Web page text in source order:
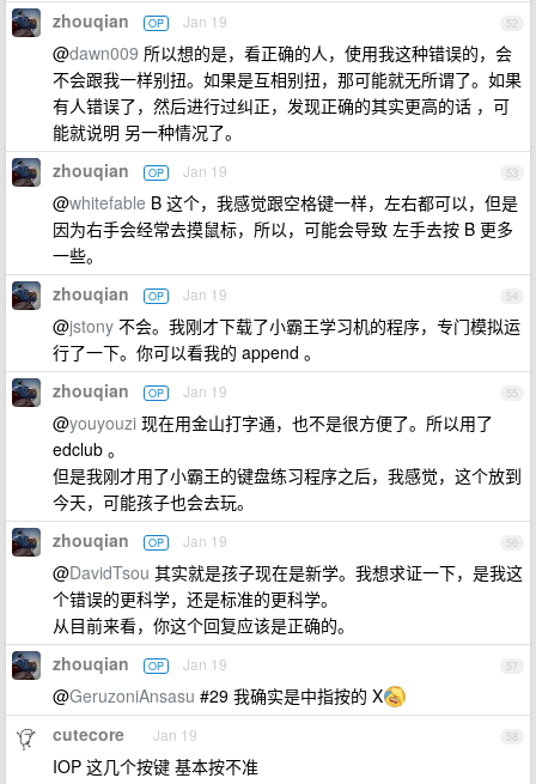
52
zhouqian OP Jan 19
@dawn009 所以想的是，看正确的人，使用我这种错误的，会
不会跟我一样别扭。如果是互相别扭，那可能就无所谓了。如果
有人错误了，然后进行过纠正，发现正确的其实更高的话 ，可
能就说明 另一种情况了。
53
zhouqian OP Jan 19
@whitefable B 这个，我感觉跟空格键一样，左右都可以，但是
因为右手会经常去摸鼠标，所以，可能会导致 左手去按 B 更多
一些。
54
zhouqian OP Jan 19
@jstony 不会。我刚才下载了小霸王学习机的程序，专门模拟运
行了一下。你可以看我的 append 。
55
zhouqian OP Jan 19
@youyouzi 现在用金山打字通，也不是很方便了。所以用了
edclub 。
但是我刚才用了小霸王的键盘练习程序之后，我感觉，这个放到
今天，可能孩子也会去玩。
56
zhouqian OP Jan 19
@DavidTsou 其实就是孩子现在是新学。我想求证一下，是我这
个错误的更科学，还是标准的更科学。
从目前来看，你这个回复应该是正确的。
57
zhouqian OP Jan 19
@GeruzoniAnsasu #29 我确实是中指按的 X
58
cutecore Jan 19
IOP 这几个按键 基本按不准